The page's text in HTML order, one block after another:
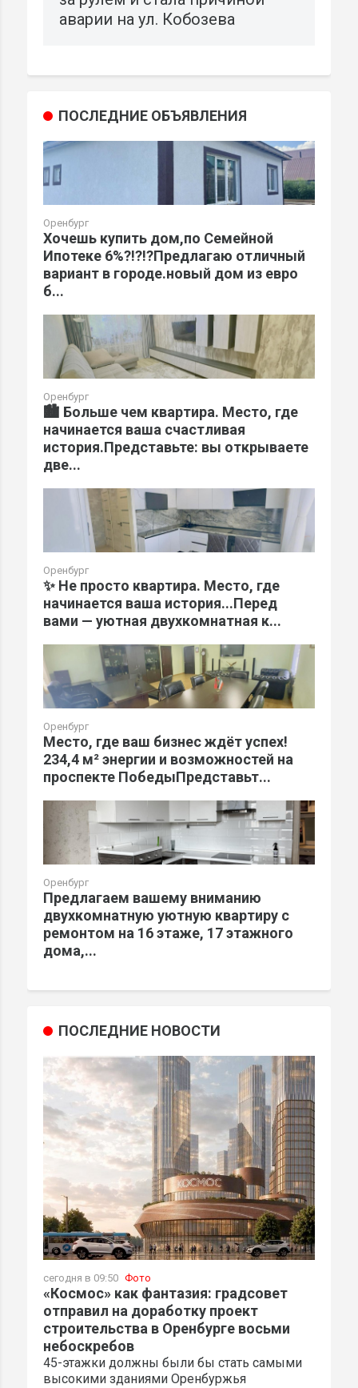
аварии на ул. Кобозева
ПОСЛЕДНИЕ ОБЪЯВЛЕНИЯ
Оренбург
Хочешь купить дом,по Семейной
Ипотеке 6%?!?!?Предлагаю отличный
вариант в городе.новый дом из евро
б...
Оренбург
🏙️ Больше чем квартира. Место, где
начинается ваша счастливая
история.Представьте: вы открываете
две...
Оренбург
✨ Не просто квартира. Место, где
начинается ваша история...Перед
вами — уютная двухкомнатная к...
Оренбург
Место, где ваш бизнес ждёт успех!
234,4 м² энергии и возможностей на
проспекте ПобедыПредставьт...
Оренбург
Предлагаем вашему вниманию
двухкомнатную уютную квартиру с
ремонтом на 16 этаже, 17 этажного
дома,...
ПОСЛЕДНИЕ НОВОСТИ
сегодня в 09:50 Фото
«Космос» как фантазия: градсовет
отправил на доработку проект
строительства в Оренбурге восьми
небоскребов
45-этажки должны были бы стать самыми
высокими зданиями Оренбуржья